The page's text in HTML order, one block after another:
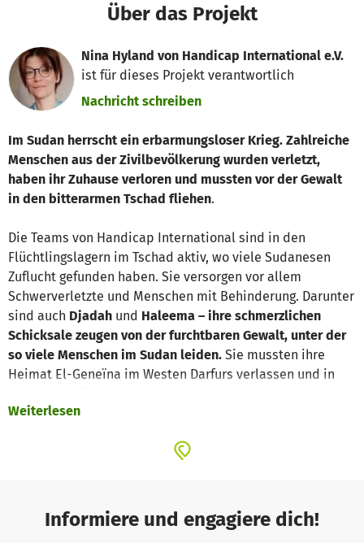
Über das Projekt
Nina Hyland von Handicap International e.V.
ist für dieses Projekt verantwortlich
Nachricht schreiben
Im Sudan herrscht ein erbarmungsloser Krieg. Zahlreiche
Menschen aus der Zivilbevölkerung wurden verletzt,
haben ihr Zuhause verloren und mussten vor der Gewalt
in den bitterarmen Tschad fliehen.
Die Teams von Handicap International sind in den
Flüchtlingslagern im Tschad aktiv, wo viele Sudanesen
Zuflucht gefunden haben. Sie versorgen vor allem
Schwerverletzte und Menschen mit Behinderung. Darunter
sind auch Djadah und Haleema – ihre schmerzlichen
Schicksale zeugen von der furchtbaren Gewalt, unter der
so viele Menschen im Sudan leiden. Sie mussten ihre
Heimat El-Geneïna im Westen Darfurs verlassen und in
Haus stürmten. Sie schossen der jungen Frau
ihren Cousin.
AuchDjadahwurde bei einem Angriff angeschossen,
Weiterlesen
Informiere und engagiere dich!